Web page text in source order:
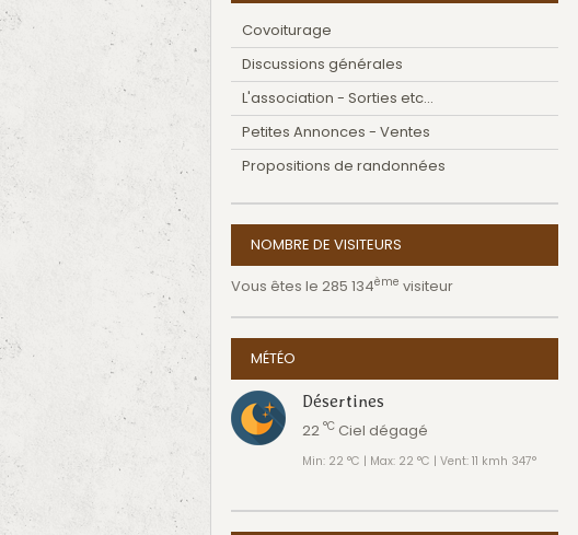
Covoiturage
Discussions générales
L'association - Sorties etc...
Petites Annonces - Ventes
Propositions de randonnées
NOMBRE DE VISITEURS
Vous êtes le 285 134ème visiteur
MÉTÉO
Désertines
22 °C Ciel dégagé
Min: 22 °C | Max: 22 °C | Vent: 11 kmh 347°